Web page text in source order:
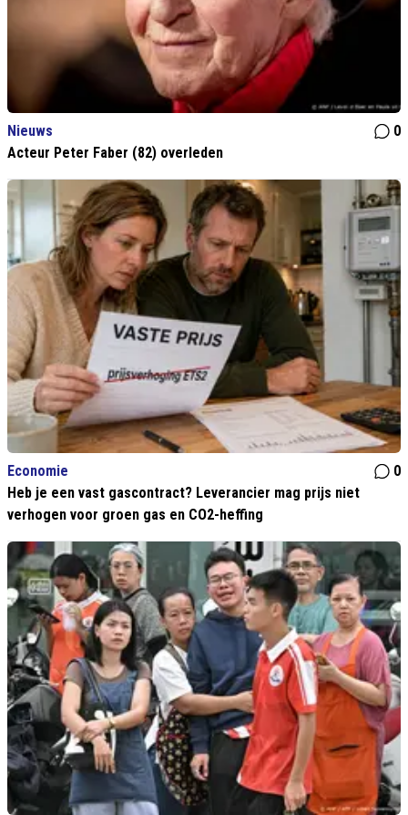
Nieuws
0
Acteur Peter Faber (82) overleden
Economie
0
Heb je een vast gascontract? Leverancier mag prijs niet
verhogen voor groen gas en CO2-heffing